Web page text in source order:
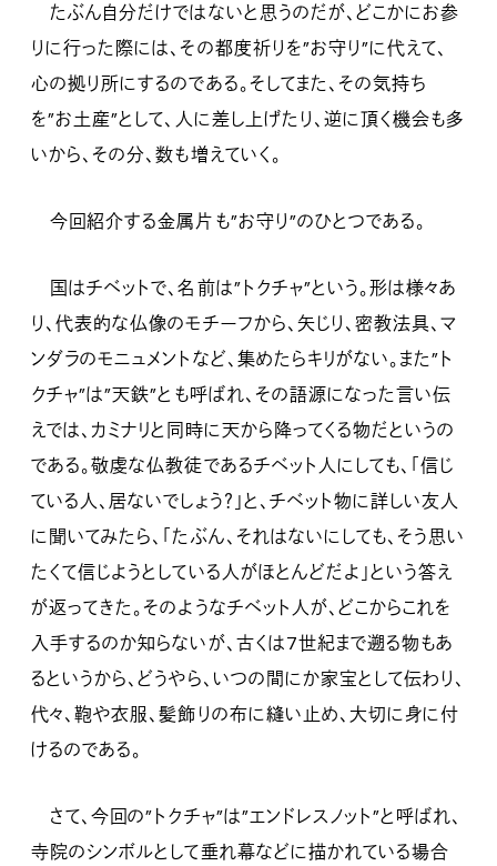
たぶん自分だけではないと思うのだが、どこかにお参
りに行った際には、その都度祈りを”お守り”に代えて、
心の拠り所にするのである。そしてまた、その気持ち
を”お土産”として、人に差し上げたり、逆に頂く機会も多
いから、その分、数も増えていく。
今回紹介する金属片も”お守り”のひとつである。
国はチベットで、名前は”トクチャ”という。形は様々あ
り、代表的な仏像のモチーフから、矢じり、密教法具、マ
ンダラのモニュメントなど、集めたらキリがない。また”ト
クチャ”は”天鉄”とも呼ばれ、その語源になった言い伝
えでは、カミナリと同時に天から降ってくる物だというの
である。敬虔な仏教徒であるチベット人にしても、「信じ
ている人、居ないでしょう？」と、チベット物に詳しい友人
に聞いてみたら、「たぶん、それはないにしても、そう思い
たくて信じようとしている人がほとんどだよ」という答え
が返ってきた。そのようなチベット人が、どこからこれを
入手するのか知らないが、古くは7世紀まで遡る物もあ
るというから、どうやら、いつの間にか家宝として伝わり、
代々、鞄や衣服、髪飾りの布に縫い止め、大切に身に付
けるのである。
さて、今回の”トクチャ”は”エンドレスノット”と呼ばれ、
寺院のシンボルとして垂れ幕などに描かれている場合